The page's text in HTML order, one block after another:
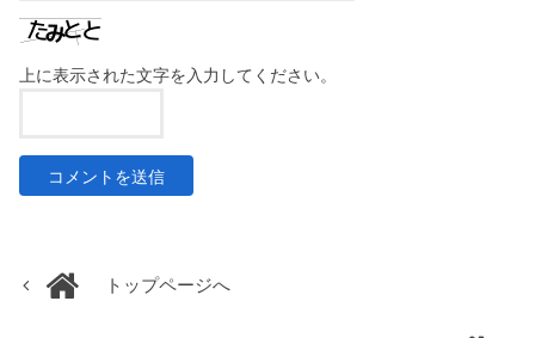
上に表示された文字を入力してください。
トップページへ